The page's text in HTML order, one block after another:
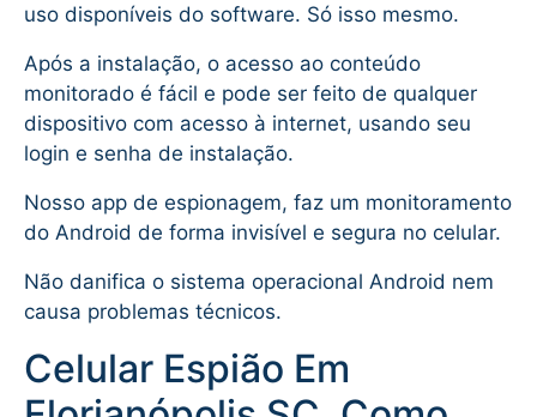
uso disponíveis do software. Só isso mesmo.
Após a instalação, o acesso ao conteúdo
monitorado é fácil e pode ser feito de qualquer
dispositivo com acesso à internet, usando seu
login e senha de instalação.
Nosso app de espionagem, faz um monitoramento
do Android de forma invisível e segura no celular.
Não danifica o sistema operacional Android nem
causa problemas técnicos.
Celular Espião Em